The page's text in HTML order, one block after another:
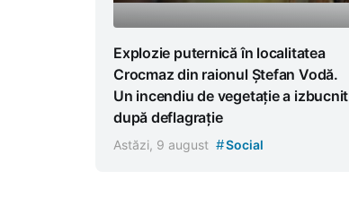
Explozie puternică în localitatea
Crocmaz din raionul Ștefan Vodă.
Un incendiu de vegetație a izbucnit
după deflagrație
Astăzi, 9 august #Social